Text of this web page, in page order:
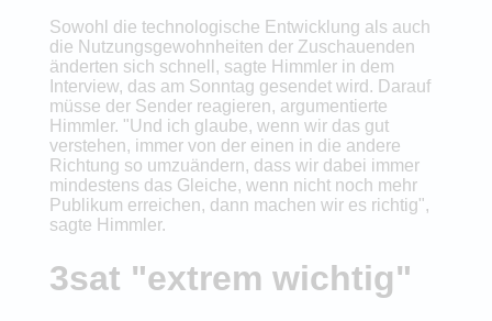
Sowohl die technologische Entwicklung als auch
die Nutzungsgewohnheiten der Zuschauenden
änderten sich schnell, sagte Himmler in dem
Interview, das am Sonntag gesendet wird. Darauf
müsse der Sender reagieren, argumentierte
Himmler. "Und ich glaube, wenn wir das gut
verstehen, immer von der einen in die andere
Richtung so umzuändern, dass wir dabei immer
mindestens das Gleiche, wenn nicht noch mehr
Publikum erreichen, dann machen wir es richtig",
sagte Himmler.
3sat "extrem wichtig"